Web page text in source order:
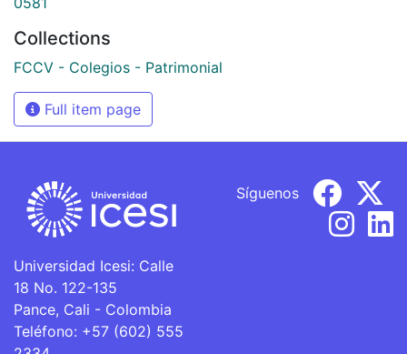
Collections
FCCV - Colegios - Patrimonial
Full item page
Universidad Icesi: Calle
18 No. 122-135
Pance, Cali - Colombia
Teléfono: +57 (602) 555
Síguenos